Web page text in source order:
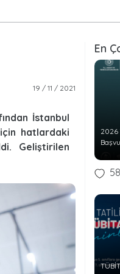
19 / 11 / 2021
İstanbul
hatlardaki
Geliştirilen
En
2026
58